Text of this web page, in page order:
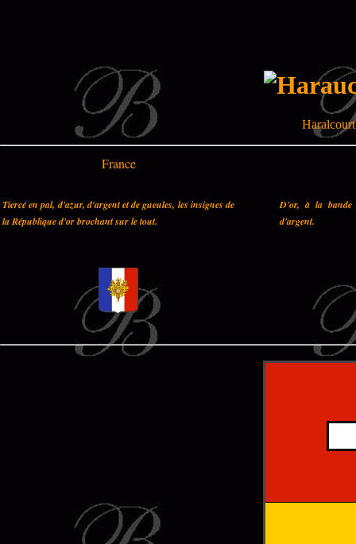
France
Tiercé en pal, d'azur, d'argent et de gueules, les insignes de
la République d'or brochant sur le tout.
D'or, à la bande
d'argent.